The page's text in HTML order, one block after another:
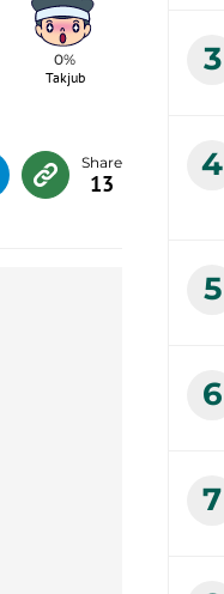
0%
Takjub
13
3
4
5
6
7